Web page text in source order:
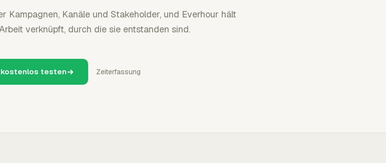
Kampagnen, Kanäle und Stakeholder, und Everhour hält
verknüpft, durch die sie entstanden sind.
kostenlos testen Zeiterfassung